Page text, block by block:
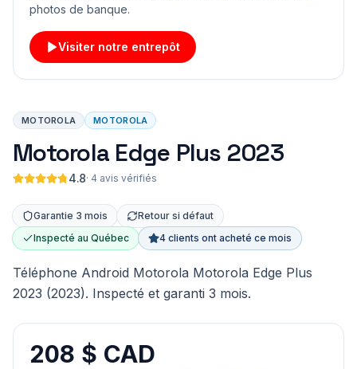
photos de banque.
Visiter notre entrepôt
MOTOROLA MOTOROLA
Motorola Edge Plus 2023
4.8· 4 avis vérifiés
Garantie 3 mois
Retour si défaut
Inspecté au Québec
4 clients ont acheté ce mois
Téléphone Android Motorola Motorola Edge Plus
2023 (2023). Inspecté et garanti 3 mois.
208 $ CAD